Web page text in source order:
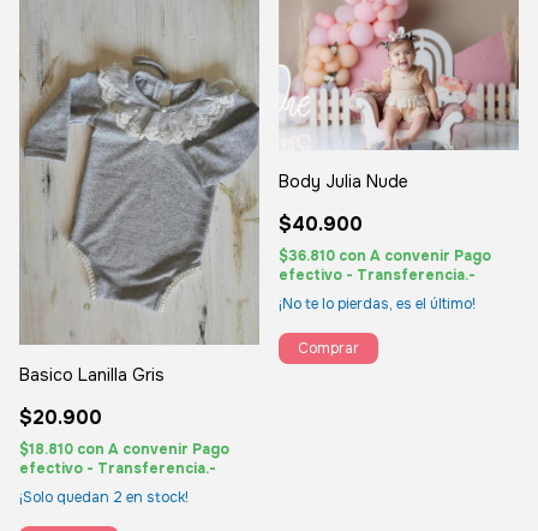
Basico Lanilla Gris
$20.900
$18.810 con A convenir Pago
efectivo - Transferencia.-
¡Solo quedan 2 en stock!
Body Julia Nude
$40.900
$36.810 con A convenir Pago
efectivo - Transferencia.-
¡No te lo pierdas, es el último!
Comprar